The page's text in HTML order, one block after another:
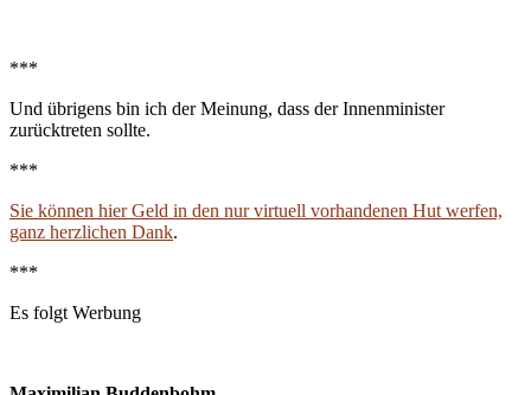
***
Und übrigens bin ich der Meinung, dass der Innenminister
zurücktreten sollte.
***
Sie können hier Geld in den nur virtuell vorhandenen Hut werfen,
ganz herzlichen Dank.
***
Es folgt Werbung